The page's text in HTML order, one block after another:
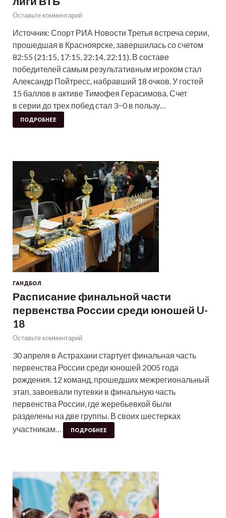
Оставьте комментарий
Источник: Спорт РИА Новости Третья встреча серии,
прошедшая в Красноярске, завершилась со счетом
82:55 (21:15, 17:15, 22:14, 22:11). В составе
победителей самым результативным игроком стал
Александр Пойтресс, набравший 18 очков. У гостей
15 баллов в активе Тимофея Герасимова. Счет
в серии до трех побед стал 3−0 в пользу…
ПОДРОБНЕЕ
ГАНДБОЛ
Расписание финальной части
первенства России среди юношей U-
18
Оставьте комментарий
30 апреля в Астрахани стартует финальная часть
первенства России среди юношей 2005 года
рождения. 12 команд, прошедших межрегиональный
этап, завоевали путевки в финальную часть
первенства России, где жеребьевкой были
разделены на две группы. В своих шестерках
участникам…
ПОДРОБНЕЕ